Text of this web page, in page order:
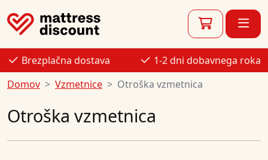
Brezplačna dostava
1-2 dni dobavnega roka
Domov
Vzmetnice Otroška vzmetnica
Otroška vzmetnica